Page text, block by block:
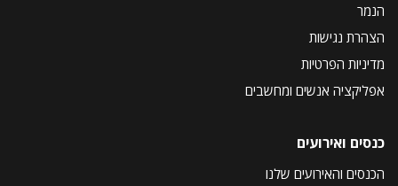
הנמר
הצהרת נגישות
מדיניות הפרטיות
אפליקציה אנשים ומחשבים
כנסים ואירועים
הכנסים והאירועים שלנו